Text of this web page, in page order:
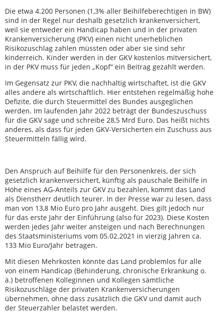
Die etwa 4.200 Personen (1,3% aller Beihilfeberechtigen in BW)
sind in der Regel nur deshalb gesetzlich krankenversichert,
weil sie entweder ein Handicap haben und in der privaten
Krankenversicherung (PKV) einen nicht unerheblichen
Risikozuschlag zahlen müssten oder aber sie sind sehr
kinderreich. Kinder werden in der GKV kostenlos mitversichert,
in der PKV muss für jeden „Kopf“ ein Beitrag gezahlt werden.
Im Gegensatz zur PKV, die nachhaltig wirtschaftet, ist die GKV
alles andere als wirtschaftlich. Hier entstehen regelmäßig hohe
Defizite, die durch Steuermittel des Bundes ausgeglichen
werden. Im laufenden Jahr 2022 beträgt der Bundeszuschuss
für die GKV sage und schreibe 28,5 Mrd Euro. Das heißt nichts
anderes, als dass für jeden GKV-Versicherten ein Zuschuss aus
Steuermitteln fällig wird.
Den Anspruch auf Beihilfe für den Personenkreis, der sich
gesetzlich krankenversichert, künftig als pauschale Beihilfe in
Höhe eines AG-Anteils zur GKV zu bezahlen, kommt das Land
als Dienstherr deutlich teurer. In der Presse war zu lesen, dass
man von 13,8 Mio Euro pro Jahr ausgeht. Dies gilt jedoch nur
für das erste Jahr der Einführung (also für 2023). Diese Kosten
werden jedes Jahr weiter ansteigen und nach Berechnungen
des Staatsministeriums vom 05.02.2021 in vierzig Jahren ca.
133 Mio Euro/Jahr betragen.
Mit diesen Mehrkosten könnte das Land problemlos für alle
von einem Handicap (Behinderung, chronische Erkrankung o.
ä.) betroffenen Kolleginnen und Kollegen sämtliche
Risikozuschläge der privaten Krankenversicherungen
übernehmen, ohne dass zusätzlich die GKV und damit auch
der Steuerzahler belastet werden.